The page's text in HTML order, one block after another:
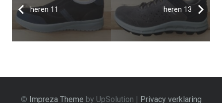
heren 11 heren 13
© Impreza Theme by UpSolution | Privacy verklaring